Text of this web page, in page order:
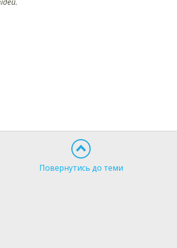
Повернутись до теми